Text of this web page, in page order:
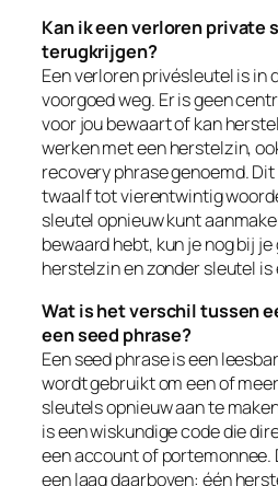
Kan ik een verloren private
terugkrijgen?
Een verloren privésleutel is in
voorgoed weg. Er is geen
voor jou bewaart of kan
werken met een herstelzin,
recovery phrase genoemd.
twaalf tot vierentwintig
sleutel opnieuw kunt
bewaard hebt, kun je nog bij
herstelzin en zonder sleutel is
Wat is het verschil tussen
een seed phrase?
Een seed phrase is een
wordt gebruikt om een of
sleutels opnieuw aan te
is een wiskundige code die
een account of portemonnee.
een laag daarboven: één